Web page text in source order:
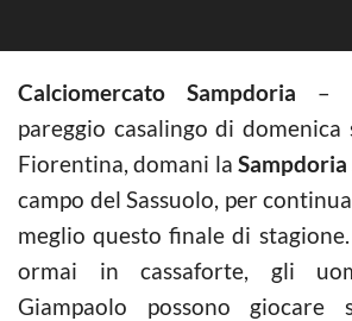
Calciomercato Sampdoria –
pareggio casalingo di
Fiorentina, domani la Sampdoria
campo del Sassuolo, per
meglio questo finale di
ormai in cassaforte, gli
Giampaolo possono giocare